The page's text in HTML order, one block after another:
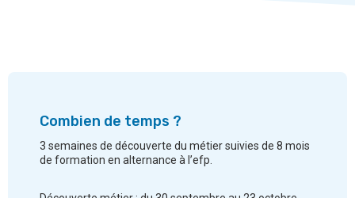
Combien de temps ?
3 semaines de découverte du métier suivies de 8 mois
de formation en alternance à l’efp.